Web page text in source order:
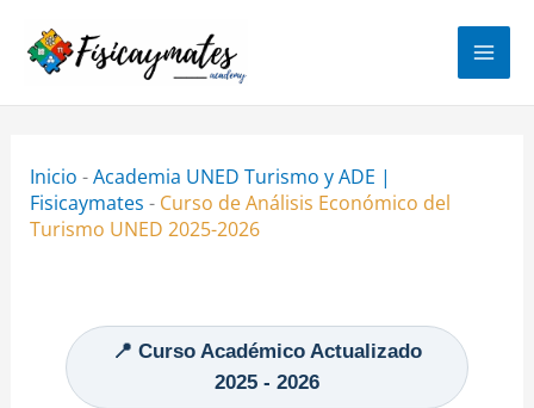
contenido
Inicio -Academia UNED Turismo y ADE |
Fisicaymates - Curso de Análisis Económico del
Turismo UNED 2025-2026
📍 Curso Académico Actualizado
2025 - 2026